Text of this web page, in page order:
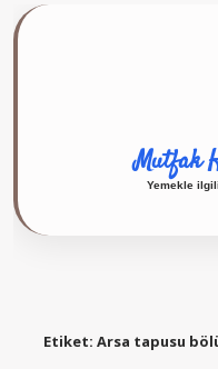
Mutfak
Yemekle
Etiket: Arsa tapusu